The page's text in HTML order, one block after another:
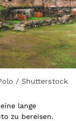
/ Shutterstock
lange
zu bereisen.